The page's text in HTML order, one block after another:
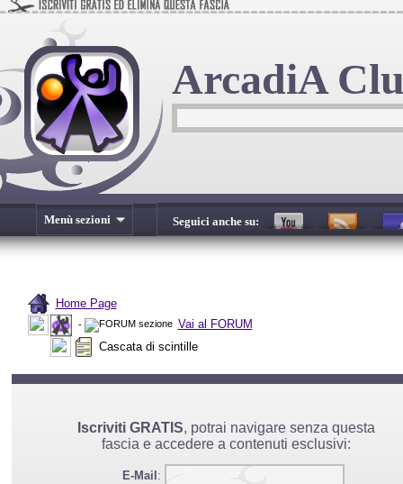
ArcadiA
Menù sezioni Seguici anche su:
Home Page
-
Vai al FORUM
Cascata di scintille
Iscriviti GRATIS, potrai navigare senza questa
fascia e accedere a contenuti esclusivi:
E-Mail :